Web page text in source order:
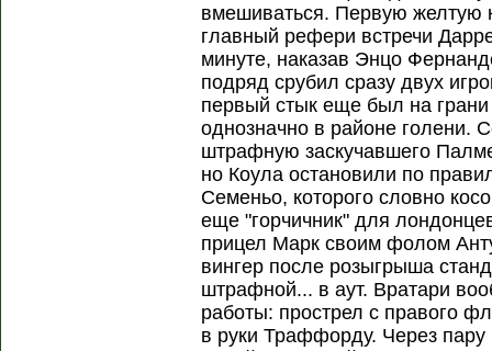
вмешиваться. Первую желтую
главный рефери встречи
минуте, наказав Энцо
подряд срубил сразу двух
первый стык еще был на
однозначно в районе голени.
штрафную заскучавшего
но Коула остановили по
Семеньо, которого словно
еще "горчичник" для
прицел Марк своим фолом
вингер после розыгрыша
штрафной... в аут. Вратари
работы: прострел с правого
в руки Траффорду. Через